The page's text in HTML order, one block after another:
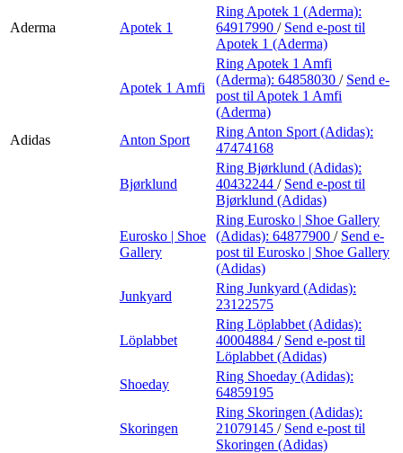
Aderma Apotek 1
Ring Apotek 1 (Aderma):
64917990 / Send e-post til
Apotek 1 (Aderma)
Apotek 1 Amfi
Ring Apotek 1 Amfi
(Aderma): 64858030 / Send e-
post til Apotek 1 Amfi
(Aderma)
Adidas
Anton Sport
Ring Anton Sport (Adidas):
47474168
Bjørklund
Ring Bjørklund (Adidas):
40432244 / Send e-post til
Bjørklund (Adidas)
Eurosko | Shoe
Gallery
Ring Eurosko | Shoe Gallery
(Adidas): 64877900 / Send e-
post til Eurosko | Shoe Gallery
(Adidas)
Junkyard
Ring Junkyard (Adidas):
23122575
Löplabbet
Ring Löplabbet (Adidas):
40004884 / Send e-post til
Löplabbet (Adidas)
Shoeday
Ring Shoeday (Adidas):
64859195
Skoringen
Ring Skoringen (Adidas):
21079145 / Send e-post til
Skoringen (Adidas)